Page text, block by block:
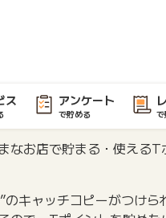
ス アンケート
で貯める
なお店で貯まる・使え
キャッチコピーがつけ